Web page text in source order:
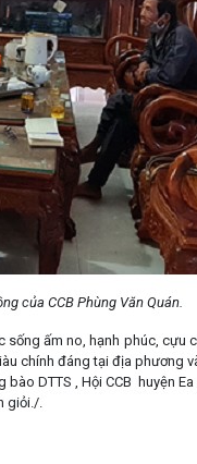
của CCB Phùng Văn Quán.
ấm no, hạnh phúc, cựu
chính đáng tại địa phương
DTTS , Hội CCB huyện
giỏi./.